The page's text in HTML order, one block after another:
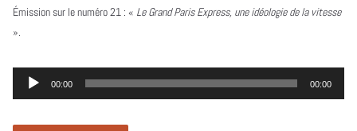
Émission sur le numéro 21 : « Le Grand Paris Express, une idéologie de la vitesse
».
e
c
00:00 00:00